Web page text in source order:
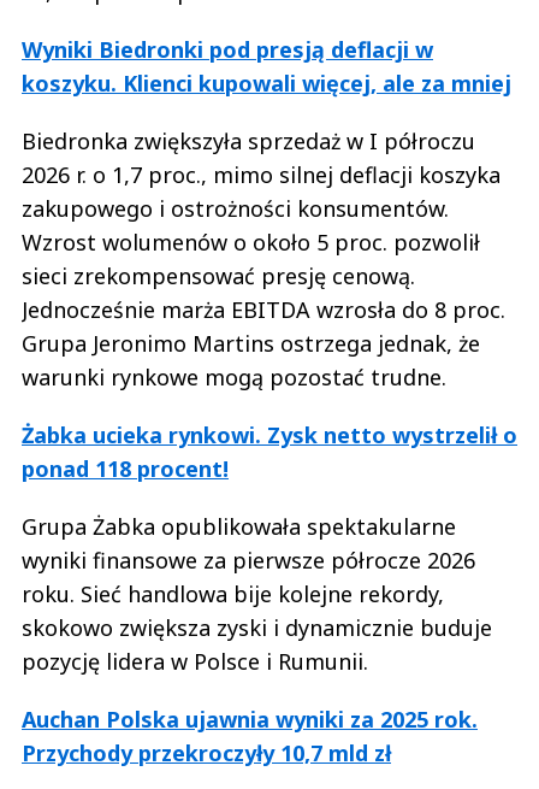
Wyniki Biedronki pod presją deflacji w
koszyku. Klienci kupowali więcej, ale za mniej
Biedronka zwiększyła sprzedaż w I półroczu
2026 r. o 1,7 proc., mimo silnej deflacji koszyka
zakupowego i ostrożności konsumentów.
Wzrost wolumenów o około 5 proc. pozwolił
sieci zrekompensować presję cenową.
Jednocześnie marża EBITDA wzrosła do 8 proc.
Grupa Jeronimo Martins ostrzega jednak, że
warunki rynkowe mogą pozostać trudne.
Żabka ucieka rynkowi. Zysk netto wystrzelił o
ponad 118 procent!
Grupa Żabka opublikowała spektakularne
wyniki finansowe za pierwsze półrocze 2026
roku. Sieć handlowa bije kolejne rekordy,
skokowo zwiększa zyski i dynamicznie buduje
pozycję lidera w Polsce i Rumunii.
Auchan Polska ujawnia wyniki za 2025 rok.
Przychody przekroczyły 10,7 mld zł